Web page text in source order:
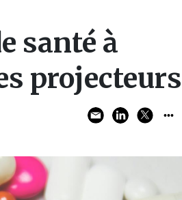
santé à
projecteurs